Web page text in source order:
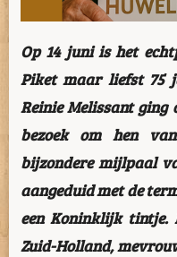
Op 14 juni is het
Piket maar liefst 75
Reinie Melissant
bezoek om hen
bijzondere mijlpaal
aangeduid met de
een Koninklijk tintje.
Zuid-Holland,